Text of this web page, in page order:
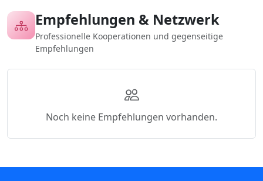
Empfehlungen & Netzwerk
Professionelle Kooperationen und gegenseitige
Empfehlungen
Noch keine Empfehlungen vorhanden.